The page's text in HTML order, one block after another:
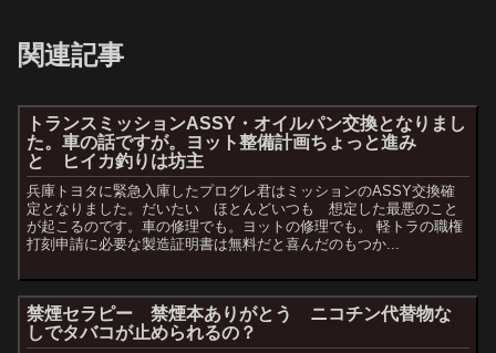
関連記事
トランスミッションASSY・オイルパン交換となりまし
た。車の話ですが。ヨット整備計画ちょっと進み
と ヒイカ釣りは坊主
兵庫トヨタに緊急入庫したプログレ君はミッションのASSY交換確
定となりました。だいたい ほとんどいつも 想定した最悪のこと
が起こるのです。車の修理でも。ヨットの修理でも。 軽トラの職権
打刻申請に必要な製造証明書は無料だと喜んだのもつか...
禁煙セラピー 禁煙本ありがとう ニコチン代替物な
しでタバコが止められるの？